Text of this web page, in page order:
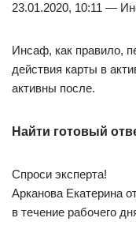
23.01.2020, 10:11 —
Инсаф, как правило,
действия карты в
активны после.
Найти готовый
Спроси эксперта!
Арканова Екатерина
в течение рабочего